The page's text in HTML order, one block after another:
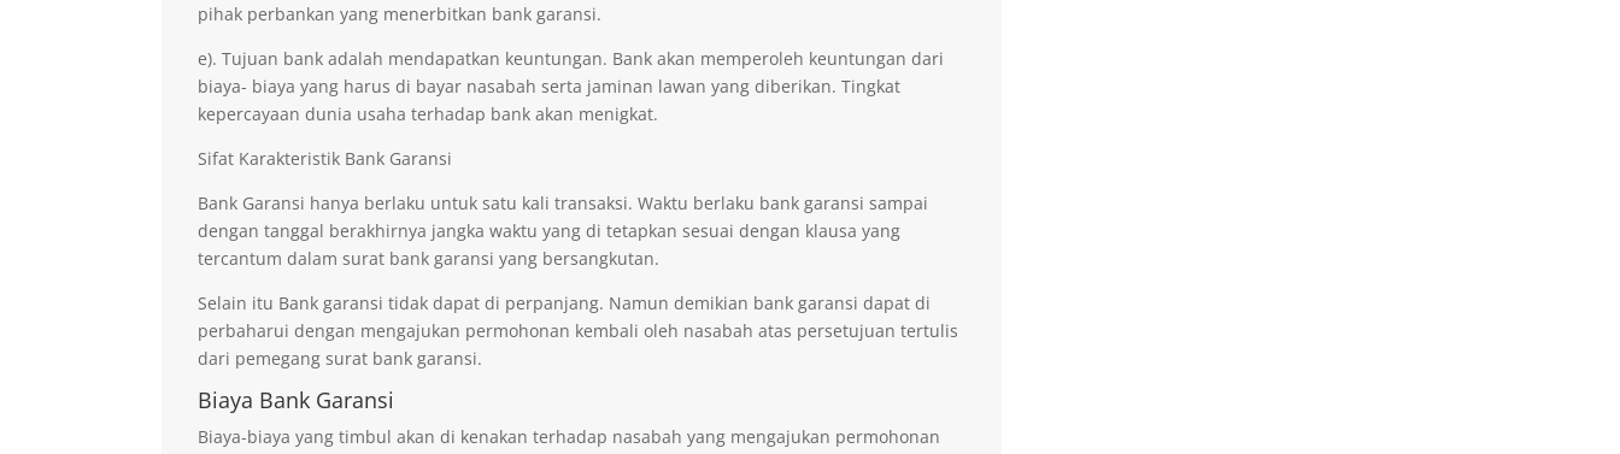
pihak perbankan yang menerbitkan bank garansi.
e). Tujuan bank adalah mendapatkan keuntungan. Bank akan memperoleh keuntungan dari
biaya- biaya yang harus di bayar nasabah serta jaminan lawan yang diberikan. Tingkat
kepercayaan dunia usaha terhadap bank akan menigkat.
Sifat Karakteristik Bank Garansi
Bank Garansi hanya berlaku untuk satu kali transaksi. Waktu berlaku bank garansi sampai
dengan tanggal berakhirnya jangka waktu yang di tetapkan sesuai dengan klausa yang
tercantum dalam surat bank garansi yang bersangkutan.
Selain itu Bank garansi tidak dapat di perpanjang. Namun demikian bank garansi dapat di
perbaharui dengan mengajukan permohonan kembali oleh nasabah atas persetujuan tertulis
dari pemegang surat bank garansi.
Biaya Bank Garansi
Biaya-biaya yang timbul akan di kenakan terhadap nasabah yang mengajukan permohonan